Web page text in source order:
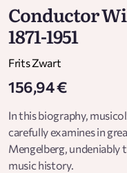
Conductor
1871-1951
Frits Zwart
156,94 €
In this biography,
carefully examines in
Mengelberg,
music history.